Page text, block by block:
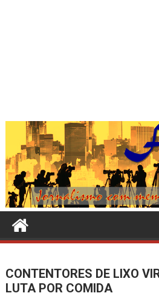
CONTENTORES DE LIXO
LUTA POR COMIDA